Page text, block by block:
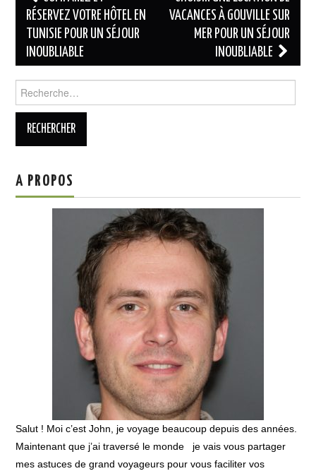
des
articles
RÉSERVEZ VOTRE HÔTEL EN
TUNISIE POUR UN SÉJOUR
INOUBLIABLE
VACANCES À GOUVILLE SUR
MER POUR UN SÉJOUR
INOUBLIABLE
Rechercher :
A PROPOS
Salut ! Moi c’est John, je voyage beaucoup depuis des années.
Maintenant que j’ai traversé le monde je vais vous partager
mes astuces de grand voyageurs pour vous faciliter vos